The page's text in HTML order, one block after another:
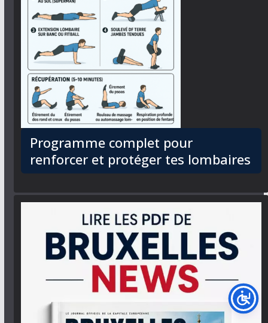
Programme complet pour
renforcer et protéger tes lombaires